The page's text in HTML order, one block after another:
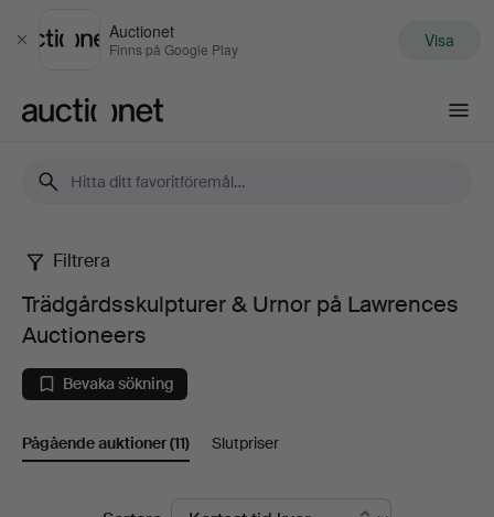
Stäng
Auctionet
Finns på Google Play Visa
Trädgårdsskulpturer
Urnor
på
Filtrera
Trädgårdsskulpturer & Urnor på Lawrences
Auctioneers
Bevaka sökning
Pågående auktioner(11) Slutpriser